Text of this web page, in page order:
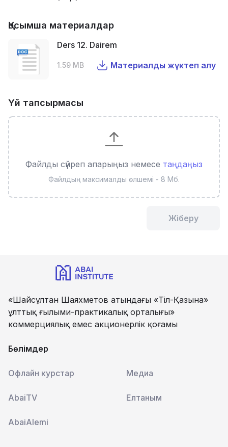
Қосымша материалдар
Ders 12. Dairem
1.59 MB Материалды жүктеп алу
Үй тапсырмасы
Файлды сүйреп апарыңыз немесе таңдаңыз
Файлдың максималды өлшемі - 8 Мб.
Жіберу
«Шайсұлтан Шаяхметов атындағы «Тіл-Қазына»
ұлттық ғылыми-практикалық орталығы»
коммерциялық емес акционерлік қоғамы
Бөлімдер
Офлайн курстар Медиа
AbaiTV Елтаным
AbaiAlemi